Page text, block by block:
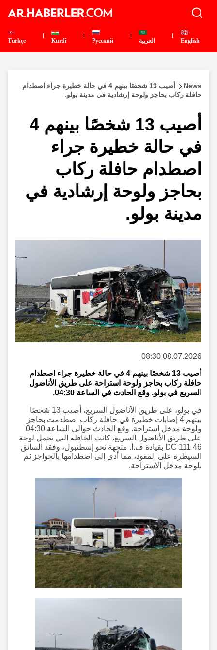
English العربية Pусский
Kurdî
Türkçe
News
أصيب 13 شخصًا بينهم 4 في حالة خطيرة جراء اصطدام
حافلة ركاب بحاجز ولوحة إرشادية في مدينة بولو.
أصيب 13 شخصًا بينهم 4
في حالة خطيرة جراء
اصطدام حافلة ركاب
بحاجز ولوحة إرشادية في
مدينة بولو.
08.07.2026 08:30
أصيب 13 شخصًا بينهم 4 في حالة خطيرة جراء اصطدام
حافلة ركاب بحاجز ولوحة استراحة على طريق الأناضول
السريع في بولو. وقع الحادث في الساعة 04:30.
في بولو، على طريق الأناضول السريع، أصيب 13 شخصًا
بينهم 4 إصابات خطيرة في حافلة ركاب اصطدمت بحاجز
ولوحة مدخل استراحة. وقع الحادث حوالي الساعة 04:30
على طريق الأناضول السريع. كانت الحافلة التي تحمل لوحة
46 DC 111 بقيادة ف.أ. متجهة نحو إسطنبول، وفقد السائق
السيطرة على المقود، مما أدى إلى اصطدامها بالحواجز ثم
بلوحة مدخل الاستراحة.